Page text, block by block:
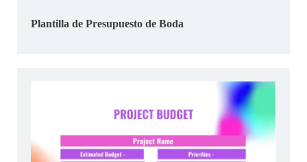
Plantilla de Presupuesto de Boda